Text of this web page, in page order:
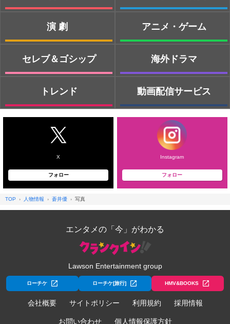
演劇
セレブ＆ゴシップ
トレンド
アニメ・ゲーム
海外ドラマ
動画配信サービス
X
フォロー
Instagram
フォロー
TOP 人物情報 蒼井優 写真
エンタメの「今」がわかる
Lawson Entertainment group
ローチケ ローチケ[旅行] HMV&BOOKS
会社概要 サイトポリシー 利用規約 採用情報
お問い合わせ 個人情報保護方針